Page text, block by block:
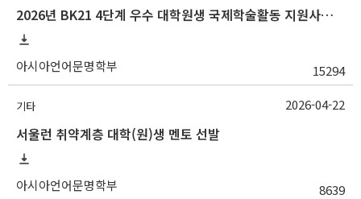
2026년 BK21 4단계 우수 대학원생 국제학술활동 지원사업 안내
아시아언어문명학부 15294
기타
서울런 취약계층 대학(원)생 멘토 선발
아시아언어문명학부 8639
2026-04-22